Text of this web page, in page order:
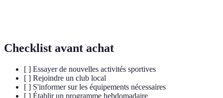
Checklist avant achat
[ ] Essayer de nouvelles activités sportives
[ ] Rejoindre un club local
[ ] S'informer sur les équipements nécessaires
[ ] Établir un programme hebdomadaire